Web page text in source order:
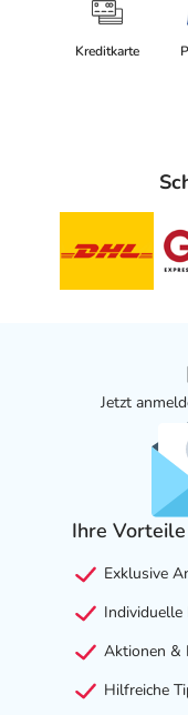
Kreditkarte
Jetzt
Ihre
Exklusive
Aktionen &
Hilfreiche